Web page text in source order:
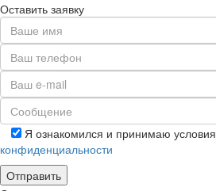
Оставить заявку
Я ознакомился и принимаю условия
конфиденциальности